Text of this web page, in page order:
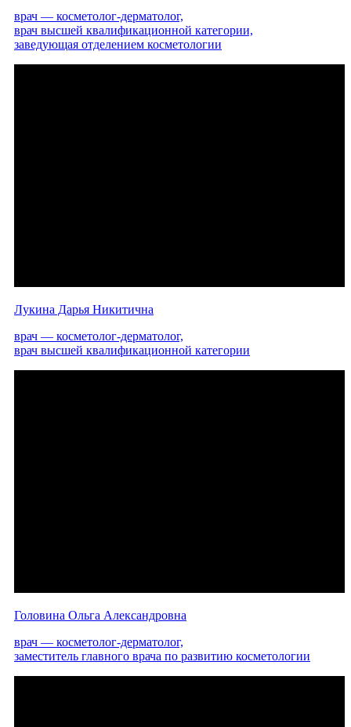
врач — косметолог-дерматолог,
врач высшей квалификационной категории,
заведующая отделением косметологии
Лукина Дарья Никитична
врач — косметолог-дерматолог,
врач высшей квалификационной категории
Головина Ольга Александровна
врач — косметолог-дерматолог,
заместитель главного врача по развитию косметологии